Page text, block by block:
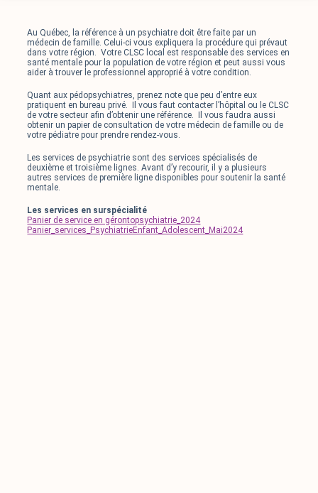
Au Québec, la référence à un psychiatre doit être faite par un
médecin de famille. Celui-ci vous expliquera la procédure qui prévaut
dans votre région. Votre CLSC local est responsable des services en
santé mentale pour la population de votre région et peut aussi vous
aider à trouver le professionnel approprié à votre condition.
Quant aux pédopsychiatres, prenez note que peu d’entre eux
pratiquent en bureau privé. Il vous faut contacter l’hôpital ou le CLSC
de votre secteur afin d’obtenir une référence. Il vous faudra aussi
obtenir un papier de consultation de votre médecin de famille ou de
votre pédiatre pour prendre rendez-vous.
Les services de psychiatrie sont des services spécialisés de
deuxième et troisième lignes. Avant d’y recourir, il y a plusieurs
autres services de première ligne disponibles pour soutenir la santé
mentale.
Les services en surspécialité
Panier de service en gérontopsychiatrie_2024
Panier_services_PsychiatrieEnfant_Adolescent_Mai2024